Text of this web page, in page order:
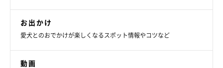
お出かけ
愛犬とのおでかけが楽しくなるスポット情報やコツなど
動画